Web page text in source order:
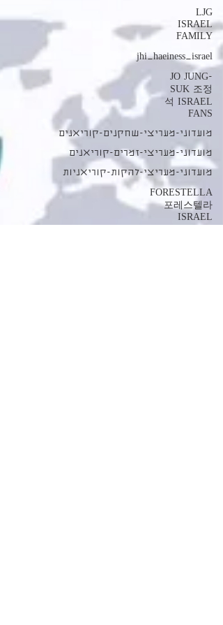
LJG
ISRAEL
FAMILY
jhi_haeiness_israel
JO JUNG-
SUK 조정
석 ISRAEL
FANS
מועדוני-מעריצי-שחקנים-קוריאנים
מועדוני-מעריצי-זמרים-קוריאנים
מועדוני-מעריצי-להקות-קוריאניות
FORESTELLA
포레스텔라
ISRAEL